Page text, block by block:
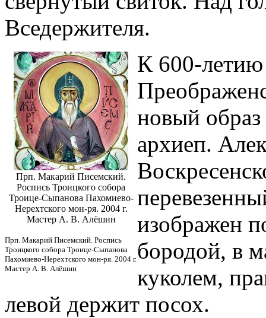
Вседержителя.
Прп. Макарий Писемский.
Роспись Троицкого собора
Троице-Сыпанова Пахомиево-
Нерехтского мон-ря. 2004 г.
Мастер А. В. Алёшин
Прп. Макарий Писемский. Роспись
Троицкого собора Троице-Сыпанова
Пахомиево-Нерехтского мон-ря. 2004 г.
Мастер А. В. Алёшин
К 600-
новый
архиеп.
изображен
бородой, в
куколем,
левой держит посох.